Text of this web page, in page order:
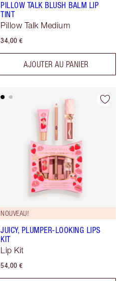
PILLOW TALK BLUSH BALM LIP
TINT
Pillow Talk Medium
34,00 €
AJOUTER AU PANIER
NOUVEAU!
JUICY, PLUMPER-LOOKING LIPS
KIT
Lip Kit
54,00 €